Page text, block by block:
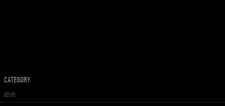
CATEGORY
総合